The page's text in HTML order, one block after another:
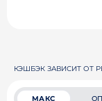
КЭШБЭК ЗАВИСИТ ОТ
МАКС